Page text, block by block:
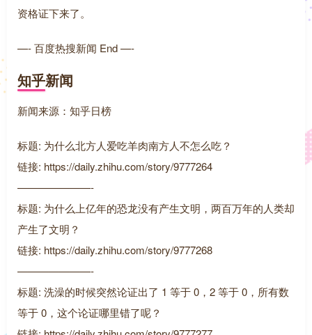
资格证下来了。
—- 百度热搜新闻 End —-
知乎新闻
新闻来源：知乎日榜
标题: 为什么北方人爱吃羊肉南方人不怎么吃？
链接: https://daily.zhihu.com/story/9777264
———————-
标题: 为什么上亿年的恐龙没有产生文明，两百万年的人类却
产生了文明？
链接: https://daily.zhihu.com/story/9777268
———————-
标题: 洗澡的时候突然论证出了 1 等于 0，2 等于 0，所有数
等于 0，这个论证哪里错了呢？